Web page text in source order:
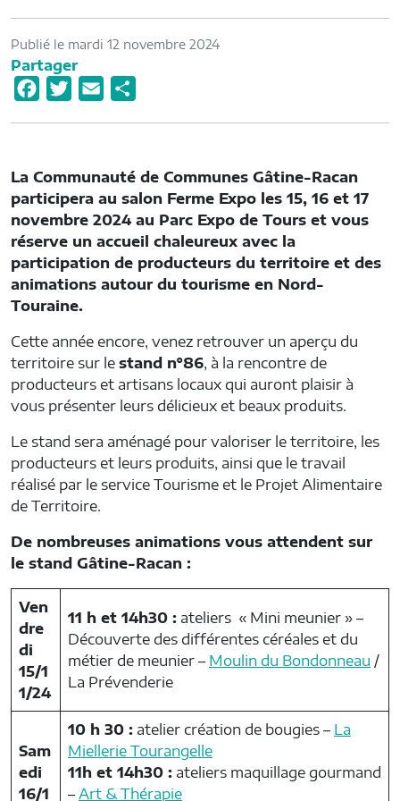
Publié le mardi 12 novembre 2024
Partager
b
o
o
k
t
e
r
l
a
g
e
r
La Communauté de Communes Gâtine-Racan
participera au salon Ferme Expo les 15, 16 et 17
novembre 2024 au Parc Expo de Tours et vous
réserve un accueil chaleureux avec la
participation de producteurs du territoire et des
animations autour du tourisme en Nord-
Touraine.
Cette année encore, venez retrouver un aperçu du
territoire sur le stand n°86, à la rencontre de
producteurs et artisans locaux qui auront plaisir à
vous présenter leurs délicieux et beaux produits.
Le stand sera aménagé pour valoriser le territoire, les
producteurs et leurs produits, ainsi que le travail
réalisé par le service Tourisme et le Projet Alimentaire
de Territoire.
De nombreuses animations vous attendent sur
le stand Gâtine-Racan :
Ven
dre
di
15/1
1/24
11 h et 14h30 : ateliers « Mini meunier » –
Découverte des différentes céréales et du
métier de meunier – Moulin du Bondonneau /
La Prévenderie
Sam
edi
16/1
10 h 30 : atelier création de bougies – La
Miellerie Tourangelle
11h et 14h30 : ateliers maquillage gourmand
– Art & Thérapie